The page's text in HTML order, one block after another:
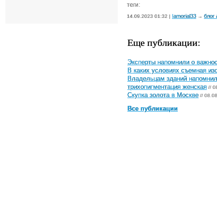
теги:
14.09.2023 01:32 | Iamorial33 → блог
Еще публикации:
Эксперты напомнили о
В каких условиях съемная
Владельцам зданий
трихопигментация женская //
Скупка золота в Москве //
Все публикации